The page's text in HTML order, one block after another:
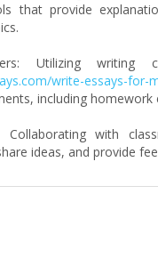
that provide
Utilizing writing
write-essays-for-
including
Collaborating with
ideas, and provide